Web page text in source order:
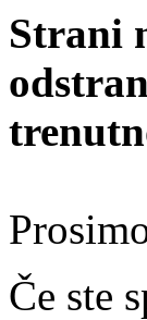
Strani
Če ste